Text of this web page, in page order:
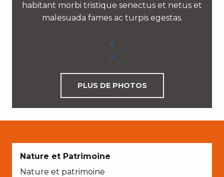
habitant morbi tristique senectus et netus et
malesuada fames ac turpis egestas.
PLUS DE PHOTOS
Nature et Patrimoine
Nature et patrimoine